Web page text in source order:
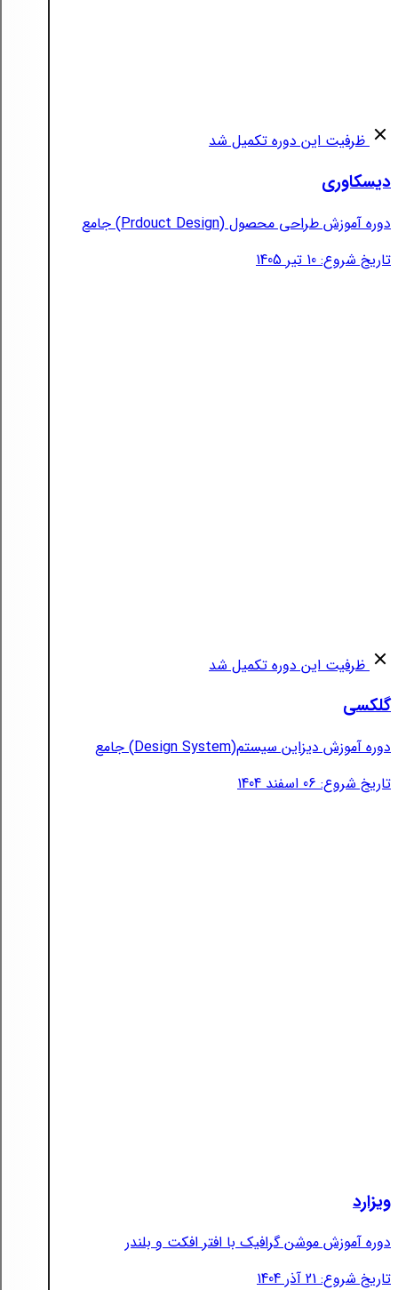
ظرفیت این دوره تکمیل شد
دیسکاوری
دوره آموزش طراحی محصول (Prdouct Design) جامع
تاریخ شروع: 10 تیر 1405
ظرفیت این دوره تکمیل شد
گلکسی
دوره آموزش دیزاین سیستم(Design System) جامع
تاریخ شروع: 06 اسفند 1404
ویزارد
دوره آموزش موشن گرافیک با افتر افکت و بلندر
تاریخ شروع: 21 آذر 1404